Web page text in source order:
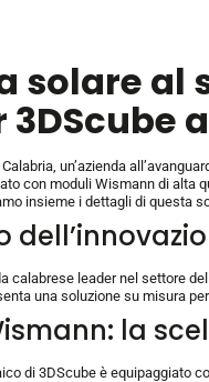
solare al
3DScube
un’azienda
con moduli Wismann di alta
insieme i dettagli di questa
calabrese leader nel settore
una soluzione su misura
la
di 3DScube è equipaggiato